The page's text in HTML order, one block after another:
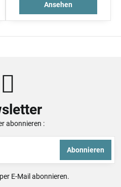
Ansehen
abonnieren :
Abonnieren
E-Mail abonnieren.